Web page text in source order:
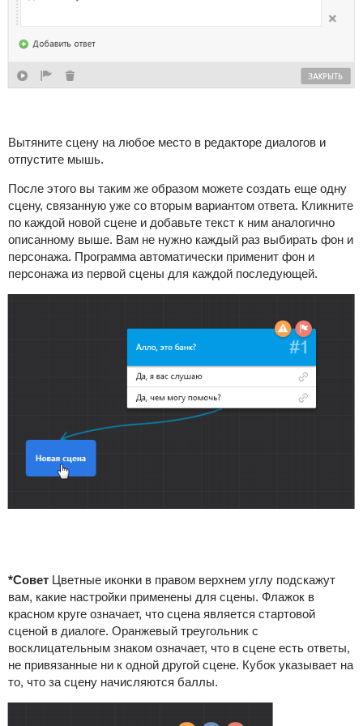
Вытяните сцену на любое место в редакторе диалогов и
отпустите мышь.
После этого вы таким же образом можете создать еще одну
сцену, связанную уже со вторым вариантом ответа. Кликните
по каждой новой сцене и добавьте текст к ним аналогично
описанному выше. Вам не нужно каждый раз выбирать фон и
персонажа. Программа автоматически применит фон и
персонажа из первой сцены для каждой последующей.
*СоветЦветные иконки в правом верхнем углу подскажут
вам, какие настройки применены для сцены. Флажок в
красном круге означает, что сцена является стартовой
сценой в диалоге. Оранжевый треугольник с
восклицательным знаком означает, что в сцене есть ответы,
не привязанные ни к одной другой сцене. Кубок указывает на
то, что за сцену начисляются баллы.